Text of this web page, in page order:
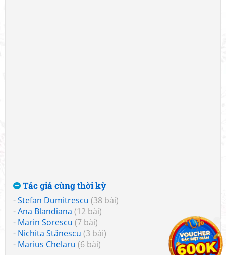
Tác giả cùng thời kỳ
-Stefan Dumitrescu (38 bài)
-Ana Blandiana (12 bài)
- Marin Sorescu (7 bài)
- Nichita Stănescu (3 bài)
- Marius Chelaru (6 bài)